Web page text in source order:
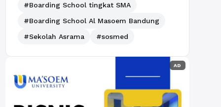
#Boarding School tingkat SMA
#Boarding School Al Masoem Bandung
#Sekolah Asrama
#sosmed
AD